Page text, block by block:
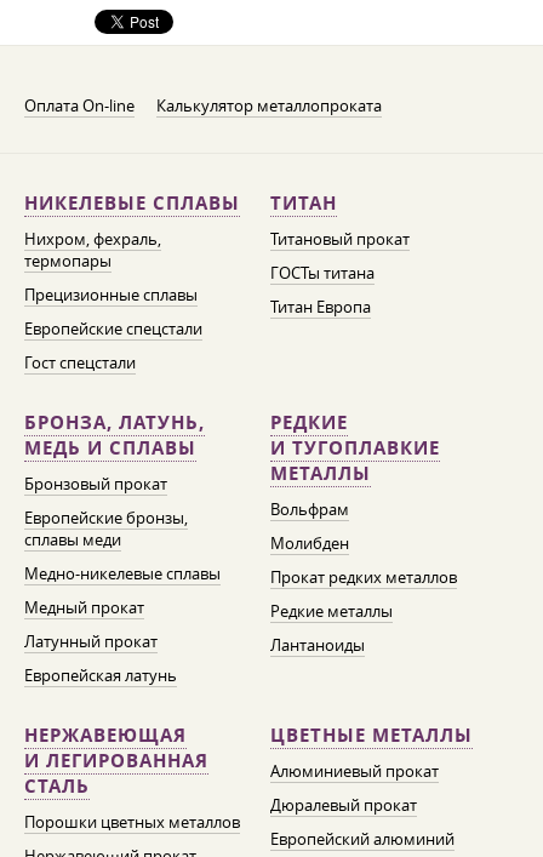
Оплата On-line Калькулятор металлопроката
НИКЕЛЕВЫЕ СПЛАВЫ
Нихром, фехраль,
термопары
Прецизионные сплавы
Европейские спецстали
Гост спецстали
ТИТАН
Титановый прокат
ГОСТы титана
Титан Европа
БРОНЗА, ЛАТУНЬ,
МЕДЬ И СПЛАВЫ
Бронзовый прокат
Европейские бронзы,
сплавы меди
Медно-никелевые сплавы
Медный прокат
Латунный прокат
Европейская латунь
РЕДКИЕ
И ТУГОПЛАВКИЕ
МЕТАЛЛЫ
Вольфрам
Молибден
Прокат редких металлов
Редкие металлы
Лантаноиды
НЕРЖАВЕЮЩАЯ
И ЛЕГИРОВАННАЯ
СТАЛЬ
Порошки цветных металлов
ЦВЕТНЫЕ МЕТАЛЛЫ
Алюминиевый прокат
Дюралевый прокат
Европейский алюминий